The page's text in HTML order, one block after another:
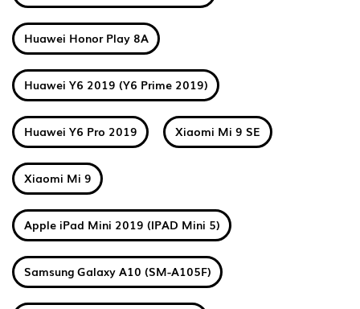
Huawei Honor Play 8A
Huawei Y6 2019 (Y6 Prime 2019)
Huawei Y6 Pro 2019 Xiaomi Mi 9 SE
Xiaomi Mi 9
Apple iPad Mini 2019 (IPAD Mini 5)
Samsung Galaxy A10 (SM-A105F)